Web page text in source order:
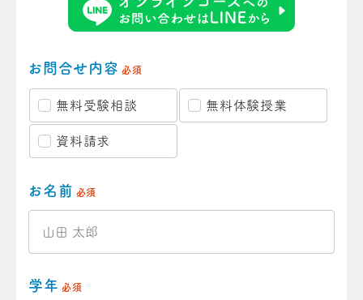
お問合せ内容 必須
無料受験相談 無料体験授業
資料請求
お名前 必須
学年 必須